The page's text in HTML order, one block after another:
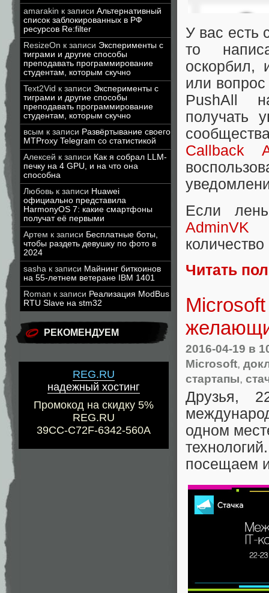
amarakin к записи Альтернативный
список заблокированных в РФ
ресурсов Re:filter
ResizeOn к записи Эксперименты с
тиграми и другие способы
преподавать программирование
студентам, которым скучно
Text2Vid к записи Эксперименты с
тиграми и другие способы
преподавать программирование
студентам, которым скучно
всым к записи Развёртывание своего
MTProxy Telegram со статистикой
Алексей к записи Как я собрал LLM-
печку на 4 GPU, и на что она
способна
Любовь к записи Huawei
официально представила
HarmonyOS 7: какие смартфоны
получат её первыми
Артем к записи Бесплатные боты,
чтобы раздеть девушку по фото в
2024
sasha к записи Майнинг биткоинов
на 55-летнем ветеране IBM 1401
Roman к записи Реализация ModBus
RTU Slave на stm32
РЕКОМЕНДУЕМ
REG.RU
надежный хостинг
Промокод на скидку 5%
REG.RU
39CC-C72F-6342-560A
У вас есть
то
оскорбил,
или
PushAll
получать
Callback
Если
AdminVK
Читать
2016-04-19 в
Microsoft,
стартапы,
Друзья,
одном
посещаем